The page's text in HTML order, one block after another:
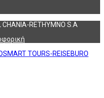
RETHYMNO S.A
SMART TOURS-REISEBURO